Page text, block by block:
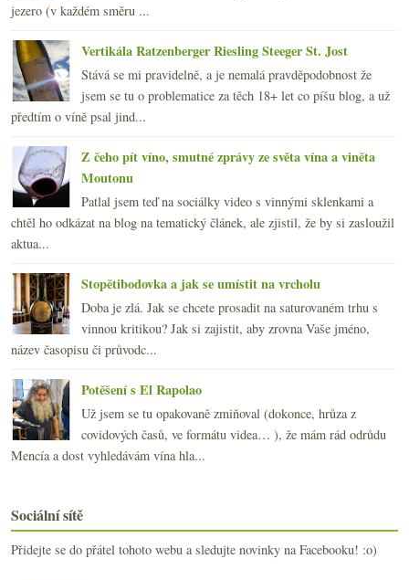
jezero (v každém směru ...
Vertikála Ratzenberger Riesling Steeger St. Jost
Stává se mi pravidelně, a je nemalá pravděpodobnost že
jsem se tu o problematice za těch 18+ let co píšu blog, a už
předtím o víně psal jind...
Z čeho pít víno, smutné zprávy ze světa vína a viněta
Moutonu
Patlal jsem teď na sociálky video s vinnými sklenkami a
chtěl ho odkázat na blog na tematický článek, ale zjistil, že by si zasloužil
aktua...
Stopětibodovka a jak se umístit na vrcholu
Doba je zlá. Jak se chcete prosadit na saturovaném trhu s
vinnou kritikou? Jak si zajistit, aby zrovna Vaše jméno,
název časopisu či průvodc...
Potěšení s El Rapolao
Už jsem se tu opakovaně zmiňoval (dokonce, hrůza z
covidových časů, ve formátu videa… ), že mám rád odrůdu
Mencía a dost vyhledávám vína hla...
Sociální sítě
Přidejte se do přátel tohoto webu a sledujte novinky na Facebooku! :o)